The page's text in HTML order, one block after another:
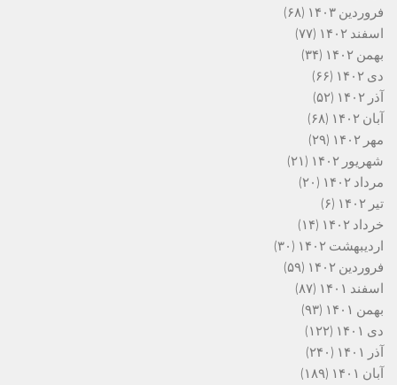
فروردین ۱۴۰۳
(۶۸)
اسفند ۱۴۰۲
(۷۷)
بهمن ۱۴۰۲
(۳۴)
دی ۱۴۰۲
(۶۶)
آذر ۱۴۰۲
(۵۲)
آبان ۱۴۰۲
(۶۸)
مهر ۱۴۰۲
(۲۹)
شهریور ۱۴۰۲
(۲۱)
مرداد ۱۴۰۲
(۲۰)
تیر ۱۴۰۲
(۶)
خرداد ۱۴۰۲
(۱۴)
اردیبهشت ۱۴۰۲
(۳۰)
فروردین ۱۴۰۲
(۵۹)
اسفند ۱۴۰۱
(۸۷)
بهمن ۱۴۰۱
(۹۳)
دی ۱۴۰۱
(۱۲۲)
آذر ۱۴۰۱
(۲۴۰)
آبان ۱۴۰۱
(۱۸۹)